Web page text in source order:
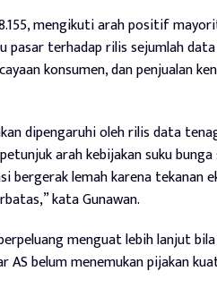
mengikuti arah positif
pasar terhadap rilis sejumlah
konsumen, dan penjualan
dipengaruhi oleh rilis data
arah kebijakan suku
bergerak lemah karena tekanan
kata Gunawan.
menguat lebih lanjut
AS belum menemukan pijakan